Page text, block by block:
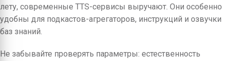
лету, современные TTS-сервисы выручают. Они особенно
удобны для подкастов-агрегаторов, инструкций и озвучки
баз знаний.
Не забывайте проверять параметры: естественность